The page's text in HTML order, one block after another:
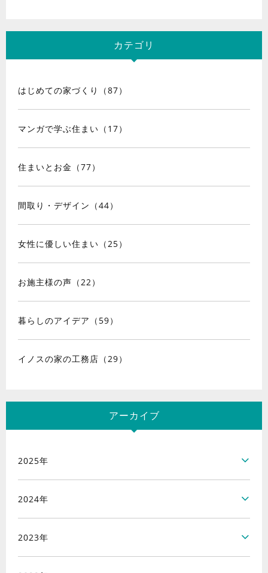
カテゴリ
はじめての家づくり（87）
マンガで学ぶ住まい（17）
住まいとお金（77）
間取り・デザイン（44）
女性に優しい住まい（25）
お施主様の声（22）
暮らしのアイデア（59）
イノスの家の工務店（29）
アーカイブ
2025年
2024年
2023年